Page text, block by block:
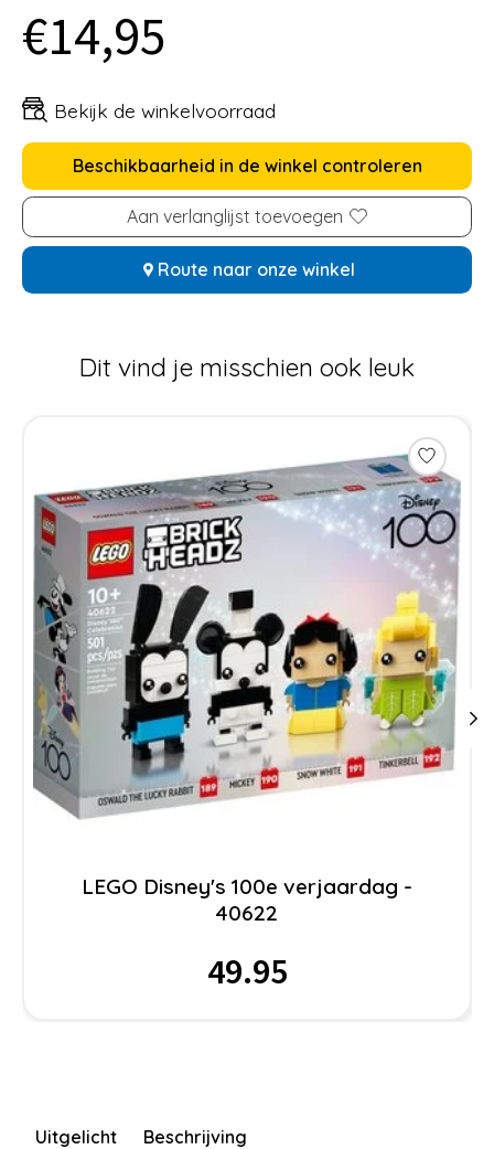
€14,95
Bekijk de winkelvoorraad
Beschikbaarheid in de winkel controleren
Aan verlanglijst toevoegen
Route naar onze winkel
Dit vind je misschien ook leuk
LEGO Disney's 100e verjaardag -
40622
49.95
Uitgelicht Beschrijving